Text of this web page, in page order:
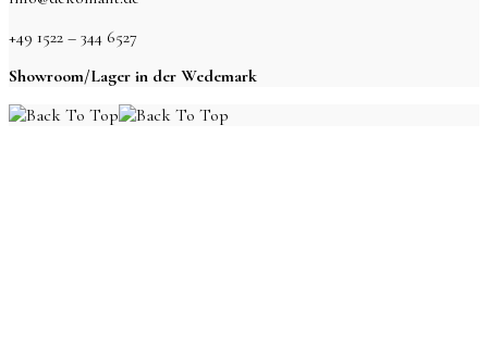
+49 1522 – 344 6527
Showroom/Lager in der Wedemark